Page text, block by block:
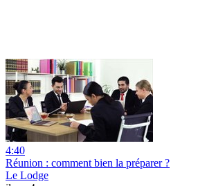
4:40
Réunion : comment bien la préparer ?
Le Lodge